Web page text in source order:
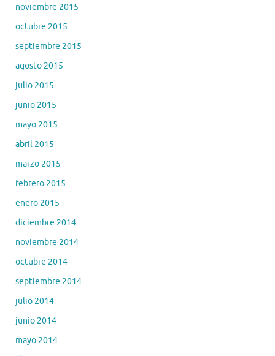
noviembre 2015
octubre 2015
septiembre 2015
agosto 2015
julio 2015
junio 2015
mayo 2015
abril 2015
marzo 2015
febrero 2015
enero 2015
diciembre 2014
noviembre 2014
octubre 2014
septiembre 2014
julio 2014
junio 2014
mayo 2014